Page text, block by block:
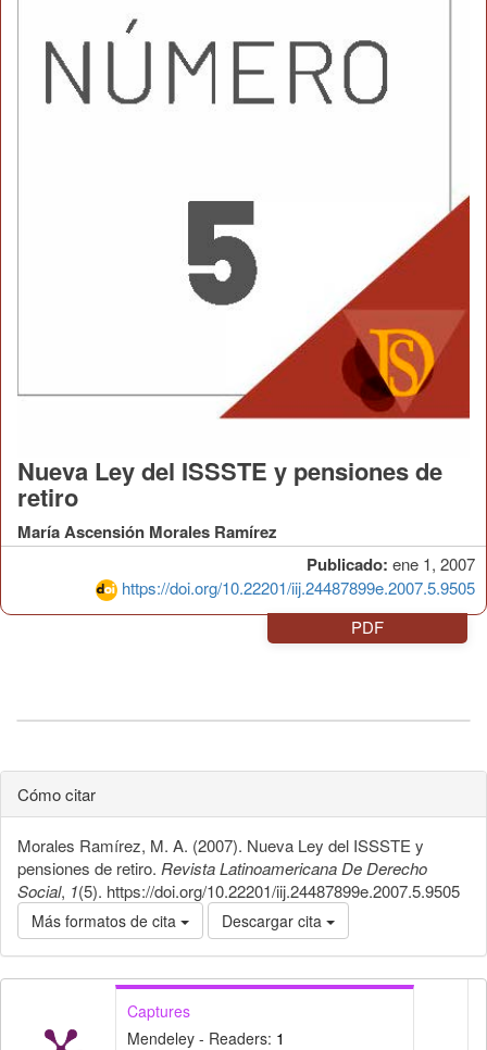
Publicado: ene 1, 2007
https://doi.org/10.22201/iij.24487899e.2007.5.9505
Nueva Ley del ISSSTE y pensiones de
retiro
María Ascensión Morales Ramírez
PDF
Cómo citar
Morales Ramírez, M. A. (2007). Nueva Ley del ISSSTE y
pensiones de retiro. Revista Latinoamericana De Derecho
Social, 1(5). https://doi.org/10.22201/iij.24487899e.2007.5.9505
Más formatos de cita Descargar cita
Captures
Mendeley - Readers: 1